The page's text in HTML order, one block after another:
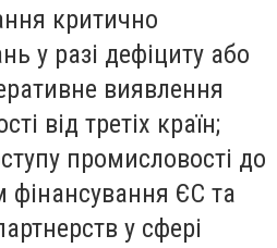
критично
у разі дефіциту або
виявлення
від третіх країн;
промисловості до
фінансування ЄС та
у сфері